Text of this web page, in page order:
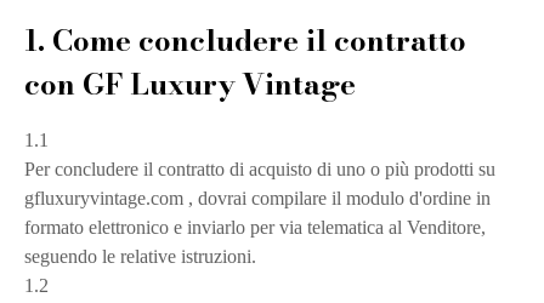
1. Come concludere il contratto
con GF Luxury Vintage
1.1
Per concludere il contratto di acquisto di uno o più prodotti su
gfluxuryvintage.com , dovrai compilare il modulo d'ordine in
formato elettronico e inviarlo per via telematica al Venditore,
seguendo le relative istruzioni.
1.2